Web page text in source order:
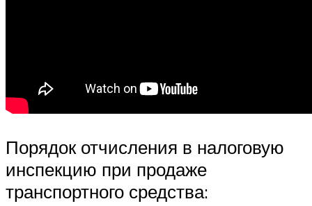
Порядок отчисления в налоговую
инспекцию при продаже
транспортного средства: